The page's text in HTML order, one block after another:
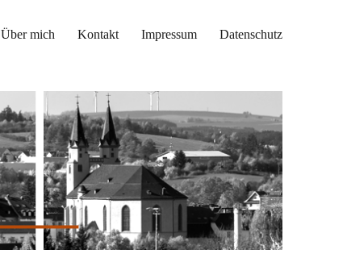
Über mich Kontakt Impressum Datenschutz